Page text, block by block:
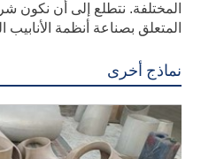
المختلفة. نتطلع إلى أن نكون
المتعلق بصناعة أنظمة الأنابيب
نماذج أخرى